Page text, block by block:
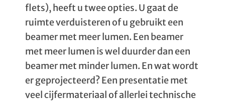
flets), heeft u twee opties. U gaat de
ruimte verduisteren of u gebruikt een
beamer met meer lumen. Een beamer
met meer lumen is wel duurder dan een
beamer met minder lumen. En wat wordt
er geprojecteerd? Een presentatie met
veel cijfermateriaal of allerlei technische